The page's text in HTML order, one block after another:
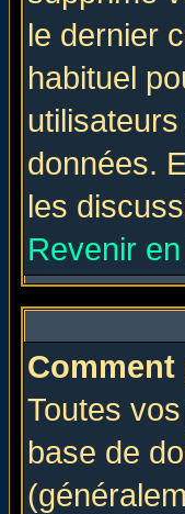
le dernier
habituel
données.
les
Revenir
Toutes
base de